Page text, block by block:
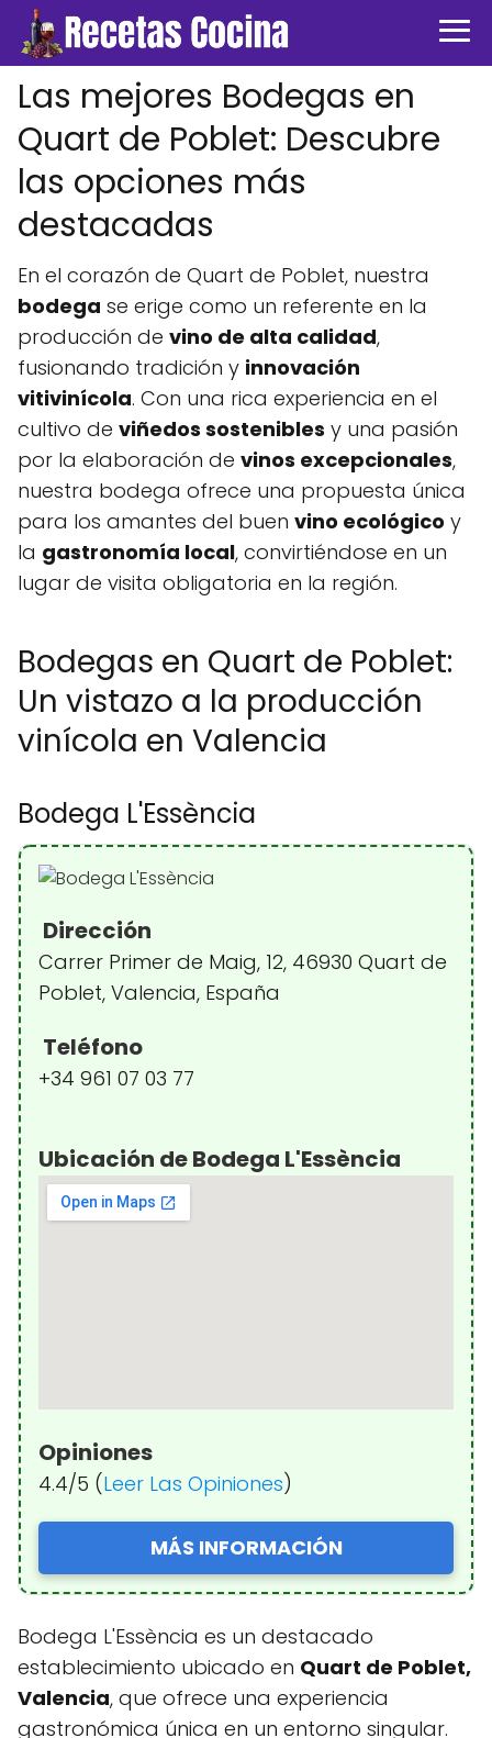
Las mejores Bodegas en
Quart de Poblet: Descubre
las opciones más
destacadas
En el corazón de Quart de Poblet, nuestra
bodega se erige como un referente en la
producción de vino de alta calidad,
fusionando tradición y innovación
vitivinícola. Con una rica experiencia en el
cultivo de viñedos sostenibles y una pasión
por la elaboración de vinos excepcionales,
nuestra bodega ofrece una propuesta única
para los amantes del buen vino ecológico y
la gastronomía local, convirtiéndose en un
lugar de visita obligatoria en la región.
Bodegas en Quart de Poblet:
Un vistazo a la producción
vinícola en Valencia
Bodega L'Essència
Dirección
Carrer Primer de Maig, 12, 46930 Quart de
Poblet, Valencia, España
Teléfono
+34 961 07 03 77
Ubicación de Bodega L'Essència
Opiniones
4.4/5 (Leer Las Opiniones)
MÁS INFORMACIÓN
Bodega L'Essència es un destacado
establecimiento ubicado en Quart de Poblet,
Valencia, que ofrece una experiencia
gastronómica única en un entorno singular.